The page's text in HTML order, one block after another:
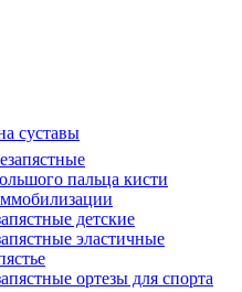
суставы
пальца кисти
детские
эластичные
ортезы для спорта